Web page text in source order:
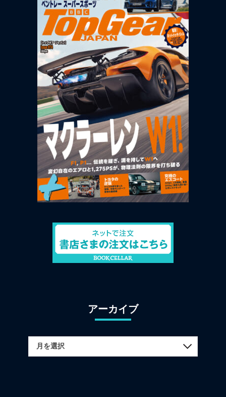
アーカイブ